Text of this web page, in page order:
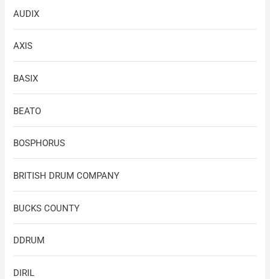
AUDIX
AXIS
BASIX
BEATO
BOSPHORUS
BRITISH DRUM COMPANY
BUCKS COUNTY
DDRUM
DIRIL